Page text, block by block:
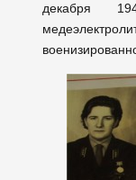
декабря